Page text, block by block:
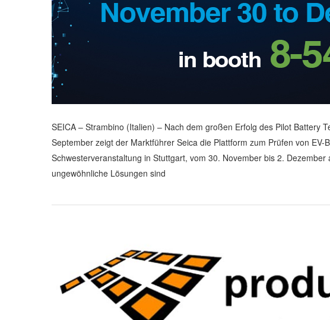
SEICA – Strambino (Italien) – Nach dem großen Erfolg des Pilot Battery
September zeigt der Marktführer Seica die Plattform zum Prüfen von
Schwesterveranstaltung in Stuttgart, vom 30. November bis 2.
ungewöhnliche Lösungen sind